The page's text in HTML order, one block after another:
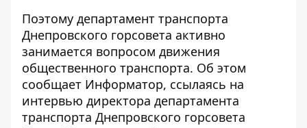
Поэтому департамент транспорта
Днепровского горсовета активно
занимается вопросом движения
общественного транспорта. Об этом
сообщает Информатор, ссылаясь на
интервью директора департамента
транспорта Днепровского горсовета